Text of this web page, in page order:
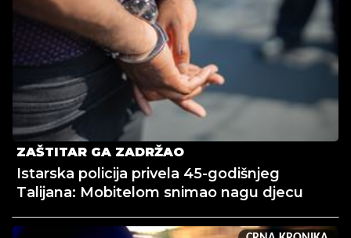
ZAŠTITAR GA ZADRŽAO
Istarska policija privela 45-godišnjeg
Talijana: Mobitelom snimao nagu djecu